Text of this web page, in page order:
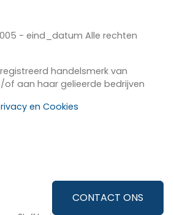
CONTACT ONS
- eind_datum Alle rechten
handelsmerk van
of aan haar gelieerde bedrijven
en Cookies